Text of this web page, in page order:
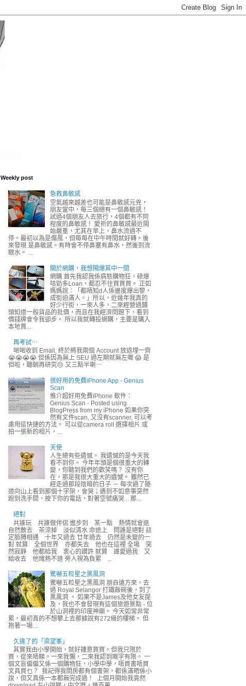
Weekly post
急救鼻敏感
空氣越來越差也可能是鼻敏感元兇，
朋友當中，每三個總有一個鼻敏感！
試過4個朋友人去旅行，4個都有不同
程度的鼻敏感！ 愛祈的鼻敏感最近開
始嚴重，尤其在早上，鼻水流過不
停。最初以為是傷風，但每每在中午時間就好轉。後
來發現 是鼻敏感。有時會不停鼻塞有鼻水，然後到流
眼水。 ...
關於網購，我想閙爆其中一間
網購 首先我認我係病態購物狂，碌爆
咭勁多Loan，都忍不住買買買。 正如
媽媽說：「都唔知d人係邊度爆出黎，
成街迫滿人。」所以，近幾年我真的
好少行街，一來人多，二來經營過舖
頭知道一般貨品的批價，而且在我經濟問題下，看到
價錢牌會令我卻步。 所以我就轉投網購，主要是購入
本地買...
再考試⋯
啱啱收到 Email, 終於將我兩個 Account 放返埋一齊
😭😭😭😭 但係因為無上 SEU 過左期就無左嘅 😱 是
但啦，聽朝再研究😔 又三點半喇⋯
很好用的免費iPhone App - Genius
Scan
推介超好用免費iPhone 軟件：
Genius Scan - Posted using
BlogPress from my iPhone 如果你突
然有文件scan, 又沒有scanner, 可以考
慮用這快捷的方法。 可以從camera roll 選擇相片 或
拍一張新的相片，...
天使
人生總有些遺憾。 我遺憾的是今天我
看不到你。 今年年頭是個很重大的轉
變，你聽到我們的歡笑嗎？ 沒有你
在，那是我很大重大的遺憾。 雖然已
經走過那段陰暗的日子 － 每次過了隧
道向山上看到那個十字架，會哭；遇到不如意事突然
跑到洗手間，按下你的電話，對著空號痛哭... 那...
絕對
共誰玩 共誰做伴侶 進步到 某一點 熱情就會退
自然散去 茶涼掉 淡似清水 命途上 問誰是絕對 註
定脈膊相通 十年又過去 廿年過去 仍然是未變的一
對 就算 全個世界 亦都失去 他也在這裡 全場 突
然寂靜 他都給我 衷心的讚許 就算 誰愛過我 又
給收去 他熾熱不退 旁人視為負累 ...
驚嚇五粒星之黑風洞
驚嚇五粒星之黑風洞 朋自遠方來，去
過 Royal Selangor 打鐵飯碗後，到了
黑風洞 。 如果不是James及他女友提
及，我也不會發現有這個旅遊景點 - 位
於山洞裡的印度神廟。 今天如常非常
累，最初真的不想攀上去那據說有272級的樓梯。 但
抱著一場...
久違了的「梁望峯」
其實我由小學開始，就好鍾意買買。但我只限於
買，從來唔睇。一來我懶，二來我認到嘅字有限。 一
個文盲偏偏又係一個購物狂，小學中學，唔買書唔買
文具買乜？ 我記得我間房都有個書架，都係滿晒係小
說，但又真係一本都無完成過！ 上個月開始我竟然